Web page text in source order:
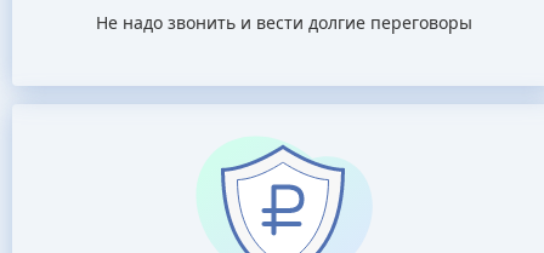
Не надо звонить и вести долгие переговоры